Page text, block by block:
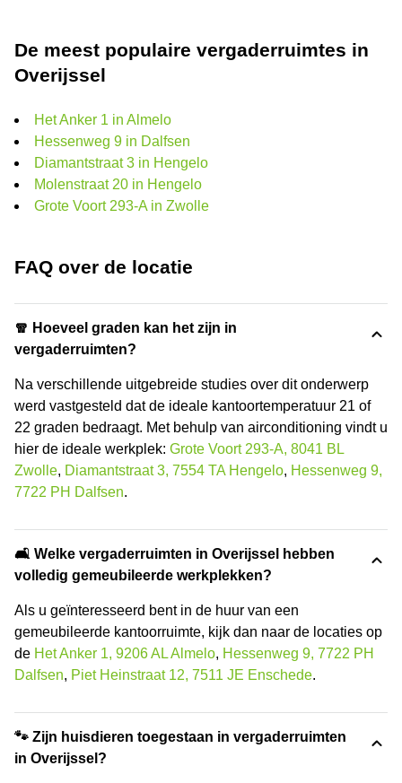
De meest populaire vergaderruimtes in
Overijssel
Het Anker 1 in Almelo
Hessenweg 9 in Dalfsen
Diamantstraat 3 in Hengelo
Molenstraat 20 in Hengelo
Grote Voort 293-A in Zwolle
FAQ over de locatie
🧣 Hoeveel graden kan het zijn in
vergaderruimten?
Na verschillende uitgebreide studies over dit onderwerp
werd vastgesteld dat de ideale kantoortemperatuur 21 of
22 graden bedraagt. Met behulp van airconditioning vindt u
hier de ideale werkplek: Grote Voort 293-A, 8041 BL
Zwolle, Diamantstraat 3, 7554 TA Hengelo, Hessenweg 9,
7722 PH Dalfsen.
🛋️ Welke vergaderruimten in Overijssel hebben
volledig gemeubileerde werkplekken?
Als u geïnteresseerd bent in de huur van een
gemeubileerde kantoorruimte, kijk dan naar de locaties op
de Het Anker 1, 9206 AL Almelo, Hessenweg 9, 7722 PH
Dalfsen, Piet Heinstraat 12, 7511 JE Enschede.
🐾 Zijn huisdieren toegestaan in vergaderruimten
in Overijssel?